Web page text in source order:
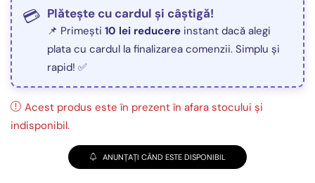
Plătește cu cardul și câștigă!
📌 Primești 10 lei reducere instant dacă alegi
plata cu cardul la finalizarea comenzii. Simplu și
rapid! ✅
Acest produs este în prezent în afara stocului și
indisponibil.
ANUNȚAȚI CÂND ESTE DISPONIBIL